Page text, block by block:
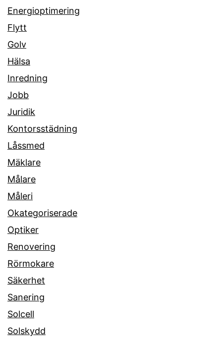
Energioptimering
Flytt
Golv
Hälsa
Inredning
Jobb
Juridik
Kontorsstädning
Låssmed
Mäklare
Målare
Måleri
Okategoriserade
Optiker
Renovering
Rörmokare
Säkerhet
Sanering
Solcell
Solskydd